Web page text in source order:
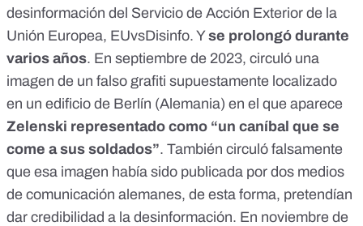
desinformación del Servicio de Acción Exterior de la
Unión Europea, EUvsDisinfo. Yse prolongó durante
varios años. En septiembre de 2023, circuló una
imagen de un falso grafiti supuestamente localizado
en un edificio de Berlín (Alemania) en el que aparece
Zelenski representado como “un caníbal que se
come a sus soldados”. También circuló falsamente
que esa imagen había sido publicada por dos medios
de comunicación alemanes, de esta forma, pretendían
dar credibilidad a la desinformación. En noviembre de